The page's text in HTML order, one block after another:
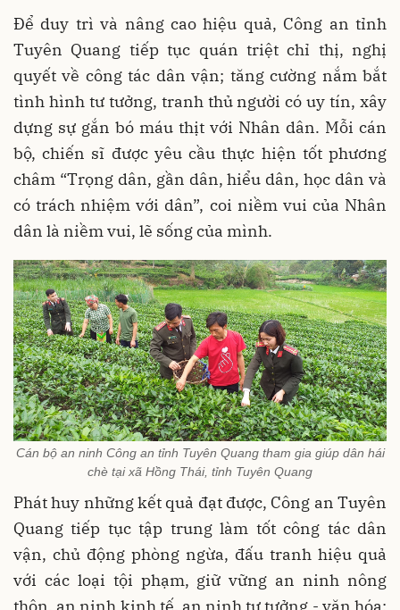
Để duy trì và nâng cao hiệu quả, Công an tỉnh
Tuyên Quang tiếp tục quán triệt chỉ thị, nghị
quyết về công tác dân vận; tăng cường nắm bắt
tình hình tư tưởng, tranh thủ người có uy tín, xây
dựng sự gắn bó máu thịt với Nhân dân. Mỗi cán
bộ, chiến sĩ được yêu cầu thực hiện tốt phương
châm “Trọng dân, gần dân, hiểu dân, học dân và
có trách nhiệm với dân”, coi niềm vui của Nhân
dân là niềm vui, lẽ sống của mình.
Cán bộ an ninh Công an tỉnh Tuyên Quang tham gia giúp dân hái
chè tại xã Hồng Thái, tỉnh Tuyên Quang
Phát huy những kết quả đạt được, Công an Tuyên
Quang tiếp tục tập trung làm tốt công tác dân
vận, chủ động phòng ngừa, đấu tranh hiệu quả
với các loại tội phạm, giữ vững an ninh nông